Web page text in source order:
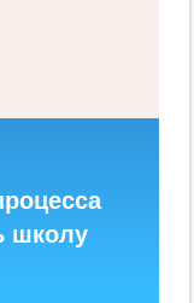
школу